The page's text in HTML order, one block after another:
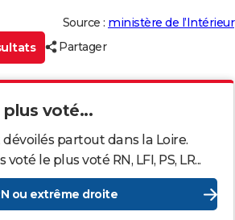
Source : ministère de l’Intérieur
Partager
voté...
partout dans la Loire.
le plus voté RN, LFI, PS, LR...
ou extrême droite